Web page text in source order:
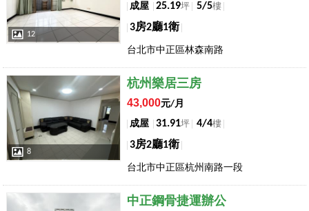
12
成屋
25.19坪 5/5樓
3房2廳1衛
台北市中正區林森南路
店長推薦
8
杭州樂居三房
43,000元/月
成屋
31.91坪 4/4樓
3房2廳1衛
台北市中正區杭州南路一段
中正鋼骨捷運辦公